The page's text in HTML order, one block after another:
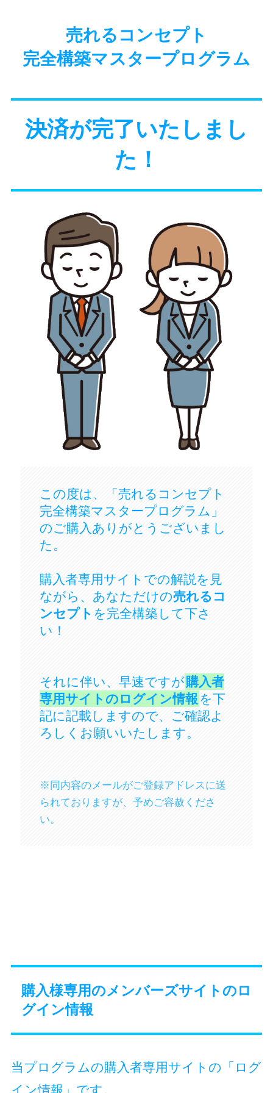
売れるコンセプト
完全構築マスタープログラム
決済が完了いたしまし
た！
この度は、「売れるコンセプト
完全構築マスタープログラム」
のご購入ありがとうございまし
た。
購入者専用サイトでの解説を見
ながら、あなただけの売れるコ
ンセプト を完全構築して下さ
い！
それに伴い、早速ですが購入者
専用サイトのログイン情報 を下
記に記載しますので、ご確認よ
ろしくお願いいたします。
※同内容のメールがご登録アドレスに送
られておりますが、予めご容赦くださ
い。
購入様専用のメンバーズサイトのロ
グイン情報
当プログラムの購入者専用サイトの「ログ
イン情報」です。